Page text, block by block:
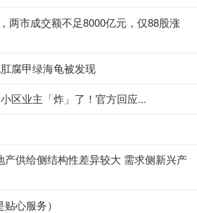
两市成交额不足8000亿元，仅88股涨
腐甲绿海龟被发现
区业主「炸」了！官方回应...
供给侧结构性差异较大 需求侧新兴产
心服务）